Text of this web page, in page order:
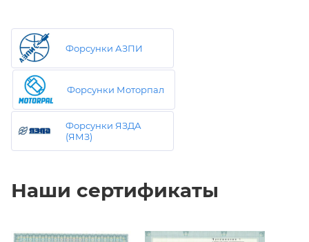
Форсунки АЗПИ
Форсунки Моторпал
Форсунки ЯЗДА
(ЯМЗ)
Наши сертификаты